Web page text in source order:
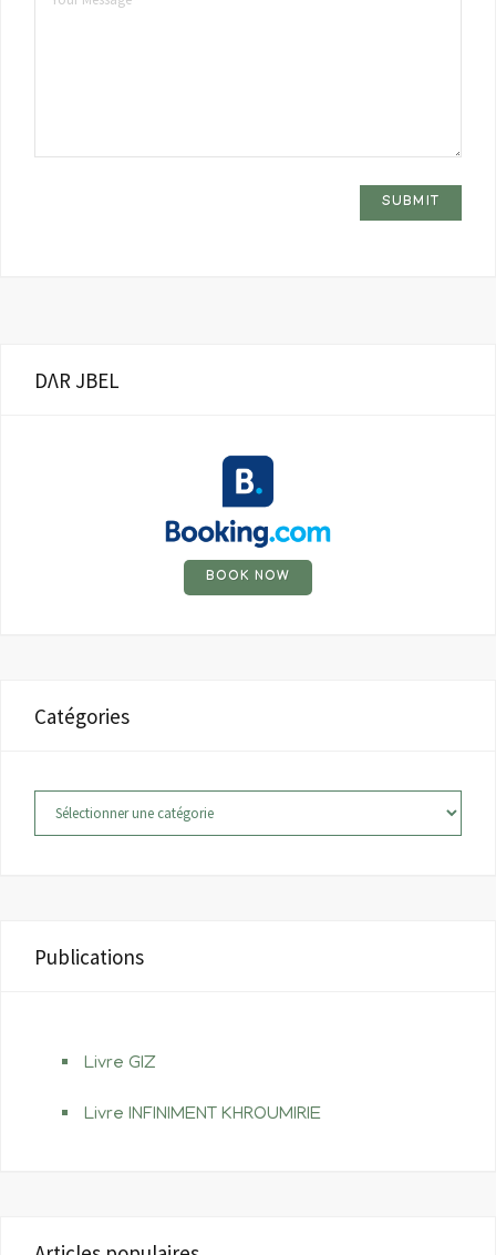
DΛR JBEL
BOOK NOW
Catégories
Catégories
Publications
Livre GIZ
Livre INFINIMENT KHROUMIRIE